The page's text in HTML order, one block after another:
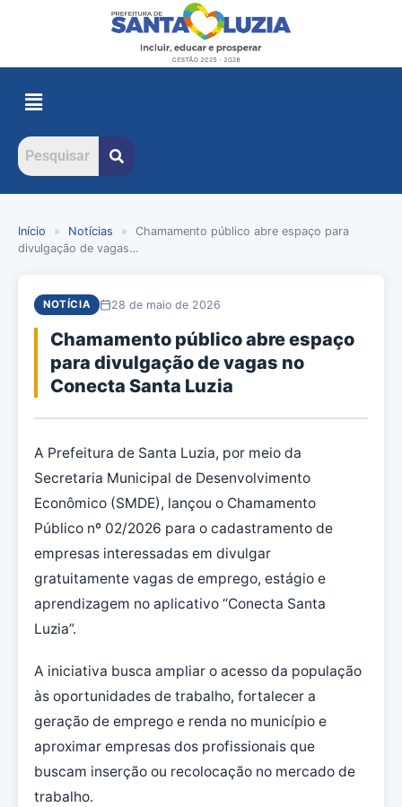
Início » Notícias »
Chamamento público abre espaço para
divulgação de vagas…
NOTÍCIA 28 de maio de 2026
Chamamento público abre espaço
para divulgação de vagas no
Conecta Santa Luzia
A Prefeitura de Santa Luzia, por meio da
Secretaria Municipal de Desenvolvimento
Econômico (SMDE), lançou o Chamamento
Público nº 02/2026 para o cadastramento de
empresas interessadas em divulgar
gratuitamente vagas de emprego, estágio e
aprendizagem no aplicativo “Conecta Santa
Luzia”.
A iniciativa busca ampliar o acesso da população
às oportunidades de trabalho, fortalecer a
geração de emprego e renda no município e
aproximar empresas dos profissionais que
buscam inserção ou recolocação no mercado de
trabalho.